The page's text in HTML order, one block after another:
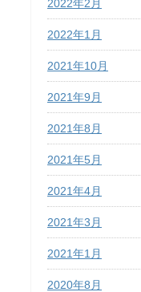
2022年2月
2022年1月
2021年10月
2021年9月
2021年8月
2021年5月
2021年4月
2021年3月
2021年1月
2020年8月